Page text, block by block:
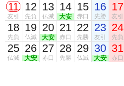
11
友引
12
先負
13
仏滅
14
大安
15
赤口
16
先勝
17
友引
18
先負
19
仏滅
20
大安
21
赤口
22
先勝
23
友引
24
先負
25
仏滅
26
大安
27
赤口
28
先勝
29
仏滅
30
大安
31
赤口